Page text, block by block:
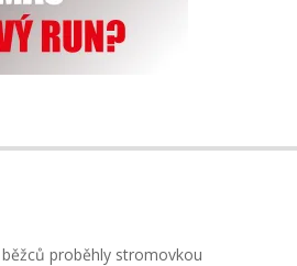
proběhly stromovkou